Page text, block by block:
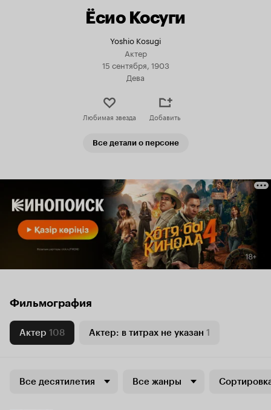
Ёсио Косуги
Yoshio Kosugi
Актер
15 сентября, 1903
Дева
Любимая звезда Добавить
Все детали о персоне
Фильмография
Актер 108 Актер: в титрах не указан 1
Все десятилетия Все жанры